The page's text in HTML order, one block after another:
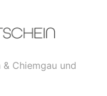
Chiemgau und